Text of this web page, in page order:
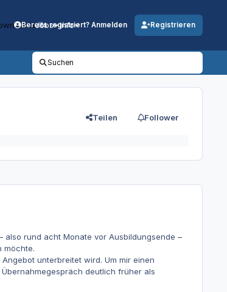
Jobs Info
Bereits registriert? Anmelden Registrieren
Suchen
Teilen Follower
also rund acht Monate vor Ausbildungsende –
möchte.
unterbreitet wird. Um mir einen
deutlich früher als